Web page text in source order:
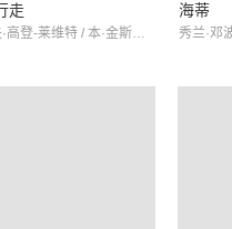
走
约瑟夫·高登-莱维特 / 本·金斯利 / 夏洛特·勒邦
海蒂